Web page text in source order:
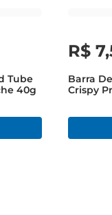
Tube
40g
R$ 7,
Barra
Crispy